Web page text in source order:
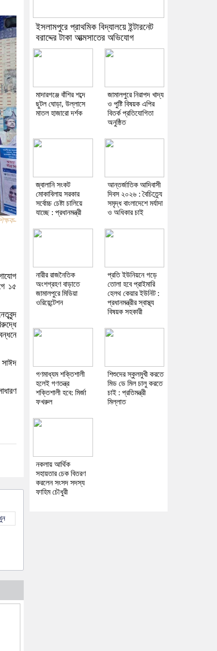
১৫
ইসলামপুরে প্রাথমিক বিদ্যালয়ে ইন্টারনেট
বরাদ্দের টাকা আত্মসাতের অভিযোগ
মাদারগঞ্জে বাঁশির শব্দে
ছুটল ঘোড়া, উল্লাসে
মাতল হাজারো দর্শক
জামালপুরে নিরাপদ খাদ্য
ও পুষ্টি বিষয়ক এপির
বিতর্ক প্রতিযোগিতা
অনুষ্ঠিত
জ্বালানি সংকট
মোকাবিলায় সরকার
সর্বোচ্চ চেষ্টা চালিয়ে
যাচ্ছে : প্রধানমন্ত্রী
আন্তর্জাতিক আদিবাসী
দিবস ২০২৬ : বৈচিত্র্যে
সমৃদ্ধ বাংলাদেশে মর্যাদা
ও অধিকার চাই
নারীর রাজনৈতিক
অংশগ্রহণ বাড়াতে
জামালপুরে মিডিয়া
ওরিয়েন্টেশন
প্রতি ইউনিয়নে গড়ে
তোলা হবে প্রাইমারি
হেলথ কেয়ার ইউনিট :
প্রধানমন্ত্রীর স্বাস্থ্য
বিষয়ক সহকারী
গণমাধ্যম শক্তিশালী
হলেই গণতন্ত্র
শক্তিশালী হবে: মির্জা
ফখরুল
শিশুদের স্কুলমুখী করতে
মিড ডে মিল চালু করতে
চাই : প্রতিমন্ত্রী
মিল্লাত
নকলায় আর্থিক
সহায়তার চেক বিতরণ
করলেন সংসদ সদস্য
ফাহিম চৌধুরী